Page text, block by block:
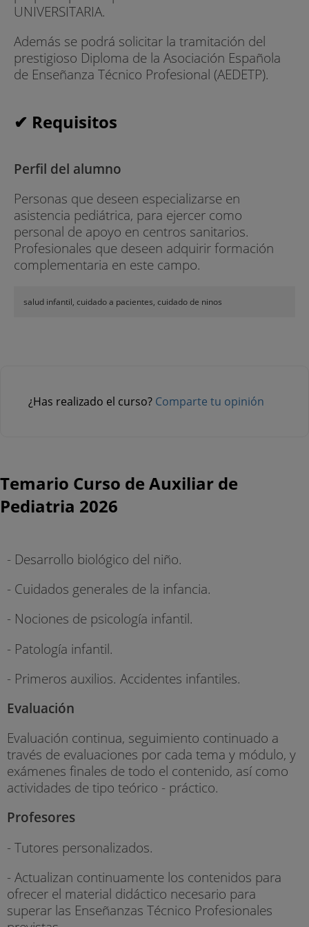
UNIVERSITARIA.
Además se podrá solicitar la tramitación del
prestigioso Diploma de la Asociación Española
de Enseñanza Técnico Profesional (AEDETP).
✔ Requisitos
Perfil del alumno
Personas que deseen especializarse en
asistencia pediátrica, para ejercer como
personal de apoyo en centros sanitarios.
Profesionales que deseen adquirir formación
complementaria en este campo.
salud infantil, cuidado a pacientes, cuidado de ninos
¿Has realizado el curso? Comparte tu opinión
Temario Curso de Auxiliar de
Pediatria 2026
- Desarrollo biológico del niño.
- Cuidados generales de la infancia.
- Nociones de psicología infantil.
- Patología infantil.
- Primeros auxilios. Accidentes infantiles.
Evaluación
Evaluación continua, seguimiento continuado a
través de evaluaciones por cada tema y módulo, y
exámenes finales de todo el contenido, así como
actividades de tipo teórico - práctico.
Profesores
- Tutores personalizados.
- Actualizan continuamente los contenidos para
ofrecer el material didáctico necesario para
superar las Enseñanzas Técnico Profesionales